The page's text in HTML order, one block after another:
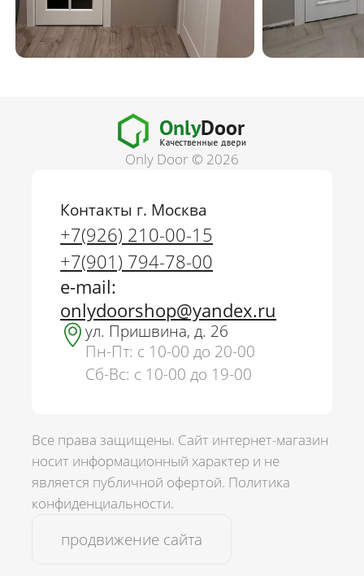
г. Москва
+7(926) 210-00-15
+7(901) 794-78-00
Only Door © 2026
Контакты г. Москва
+7(926) 210-00-15
+7(901) 794-78-00
e-mail:
onlydoorshop@yandex.ru
ул. Пришвина, д. 26
Пн-Пт: с 10-00 до 20-00
Сб-Вс: с 10-00 до 19-00
Все права защищены. Сайт интернет-магазин
носит информационный характер и не
является публичной офертой. Политика
конфиденциальности.
продвижение сайта